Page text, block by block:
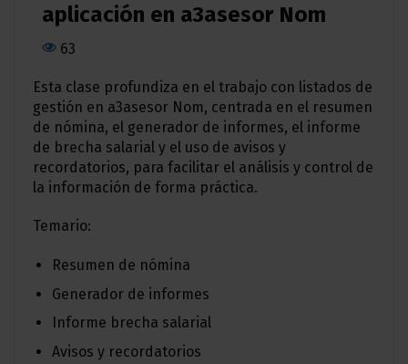
aplicación en a3asesor Nom
63
Esta clase profundiza en el trabajo con listados de
gestión en a3asesor Nom, centrada en el resumen
de nómina, el generador de informes, el informe
de brecha salarial y el uso de avisos y
recordatorios, para facilitar el análisis y control de
la información de forma práctica.
Temario:
Resumen de nómina
Generador de informes
Informe brecha salarial
Avisos y recordatorios